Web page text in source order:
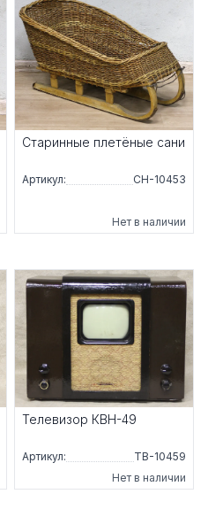
Старинные плетёные сани
Артикул: СН-10453
Нет в наличии
Телевизор КВН-49
Артикул:
ТВ-10459
Нет в наличии